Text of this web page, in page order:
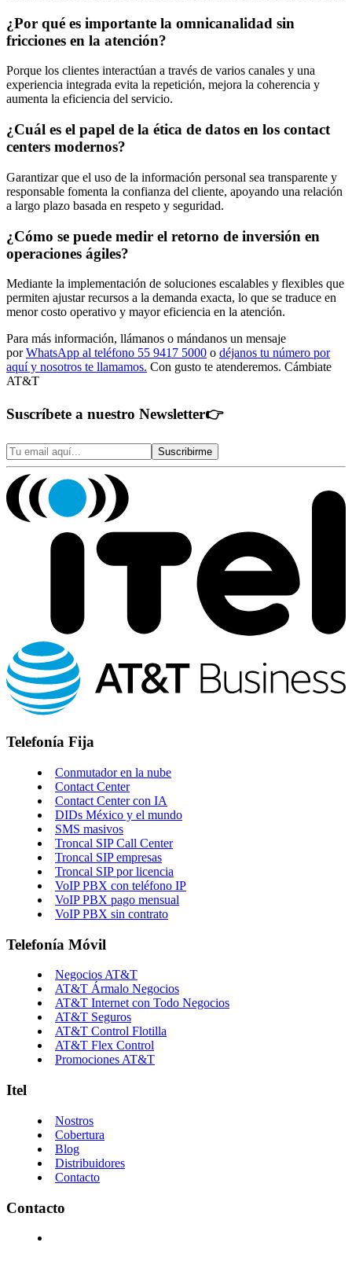
¿Por qué es importante la omnicanalidad sin
fricciones en la atención?
Porque los clientes interactúan a través de varios canales y una
experiencia integrada evita la repetición, mejora la coherencia y
aumenta la eficiencia del servicio.
¿Cuál es el papel de la ética de datos en los contact
centers modernos?
Garantizar que el uso de la información personal sea transparente y
responsable fomenta la confianza del cliente, apoyando una relación
a largo plazo basada en respeto y seguridad.
¿Cómo se puede medir el retorno de inversión en
operaciones ágiles?
Mediante la implementación de soluciones escalables y flexibles que
permiten ajustar recursos a la demanda exacta, lo que se traduce en
menor costo operativo y mayor eficiencia en la atención.
Para más información, llámanos o mándanos un mensaje
porWhatsApp al teléfono 55 9417 5000 o déjanos tu número por
aquí y nosotros te llamamos. Con gusto te atenderemos. Cámbiate
AT&T
Suscríbete a nuestro Newsletter👉
Suscribirme
Telefonía Fija
Conmutador en la nube
Contact Center
Contact Center con IA
DIDs México y el mundo
SMS masivos
Troncal SIP Call Center
Troncal SIP empresas
Troncal SIP por licencia
VoIP PBX con teléfono IP
VoIP PBX pago mensual
VoIP PBX sin contrato
Telefonía Móvil
Negocios AT&T
AT&T Ármalo Negocios
AT&T Internet con Todo Negocios
AT&T Seguros
AT&T Control Flotilla
AT&T Flex Control
Promociones AT&T
Itel
Nostros
Cobertura
Blog
Distribuidores
Contacto
Contacto